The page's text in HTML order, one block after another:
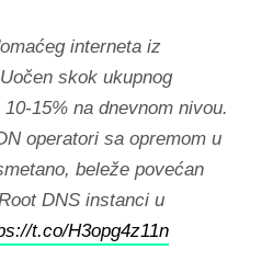
interneta iz
skok ukupnog
15% na dnevnom nivou.
operatori sa opremom u
beleže povećan
DNS instanci u
t.co/H3opg4z11n